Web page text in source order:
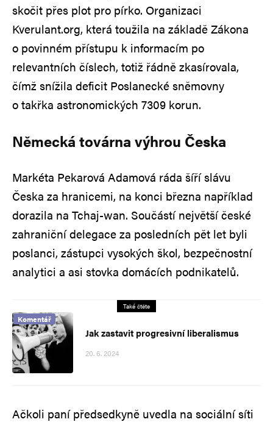
skočit přes plot pro pírko. Organizaci
Kverulant.org, která toužila na základě Zákona
o povinném přístupu k informacím po
relevantních číslech, totiž řádně zkasírovala,
čímž snížila deficit Poslanecké sněmovny
o takřka astronomických 7309 korun.
Německá továrna výhrou Česka
Markéta Pekarová Adamová ráda šíří slávu
Česka za hranicemi, na konci března například
dorazila na Tchaj-wan. Součástí největší české
zahraniční delegace za posledních pět let byli
poslanci, zástupci vysokých škol, bezpečnostní
analytici a asi stovka domácích podnikatelů.
Také čtěte
Komentář
Jak zastavit progresivní liberalismus
20. 6. 2024
Ačkoli paní předsedkyně uvedla na sociální síti